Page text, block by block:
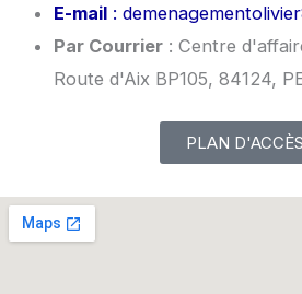
E-mail :
Par Courrier : Centre
Route d'Aix BP105, 84124,
PLAN D'ACCÈS